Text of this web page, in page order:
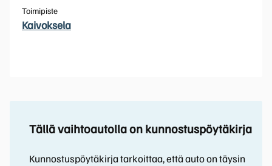
Toimipiste
Kaivoksela
Tällä vaihtoautolla on kunnostuspöytäkirja
Kunnostuspöytäkirja tarkoittaa, että auto on täysin